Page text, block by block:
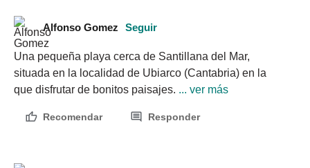
Alfonso Gomez Seguir
Una pequeña playa cerca de Santillana del Mar,
situada en la localidad de Ubiarco (Cantabria) en la
que disfrutar de bonitos paisajes. ... ver más
Recomendar Responder